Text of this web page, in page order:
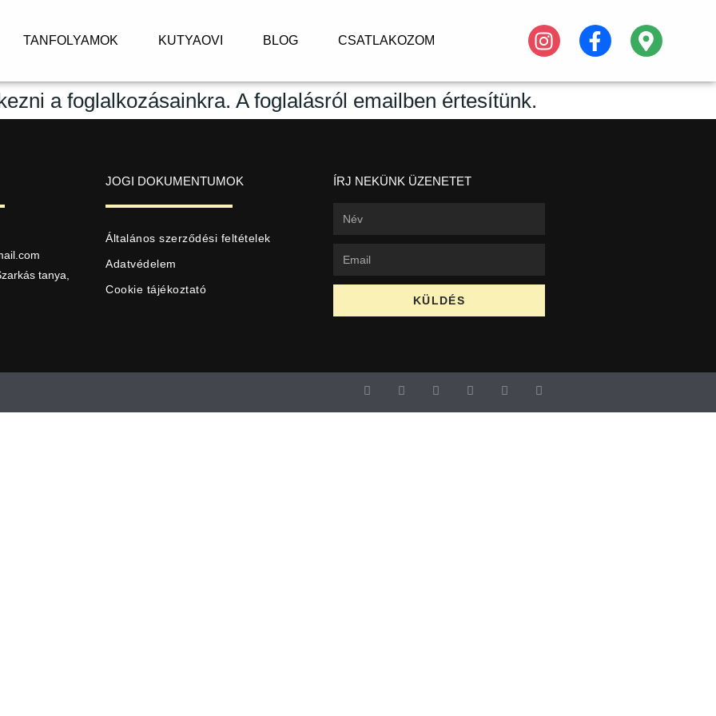
TANFOLYAMOK KUTYAOVI BLOG CSATLAKOZOM
a foglalkozásainkra. A foglalásról emailben értesítünk.
tanya,
JOGI DOKUMENTUMOK
Általános szerződési feltételek
Adatvédelem
Cookie tájékoztató
ÍRJ NEKÜNK ÜZENETET
KÜLDÉS